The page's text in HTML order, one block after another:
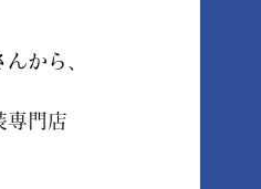
から、
専門店